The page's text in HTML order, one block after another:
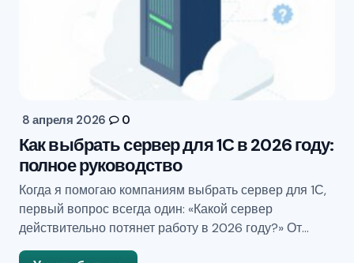
8 апреля 2026 0
Как выбрать сервер для 1С в 2026 году:
полное руководство
Когда я помогаю компаниям выбрать сервер для 1С,
первый вопрос всегда один: «Какой сервер
действительно потянет работу в 2026 году?» От…